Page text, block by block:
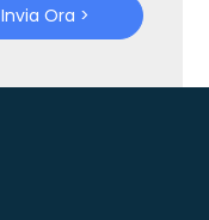
Invia Ora >